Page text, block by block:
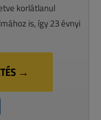
korlátlanul
is, így 23 évnyi
→